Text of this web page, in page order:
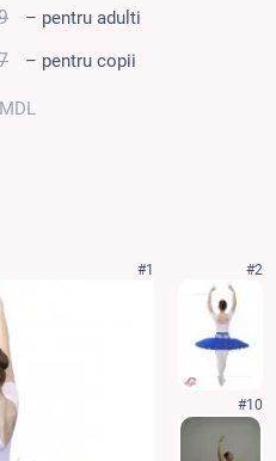
– pentru adulti
– pentru copii
MDL
#1 #2
#10